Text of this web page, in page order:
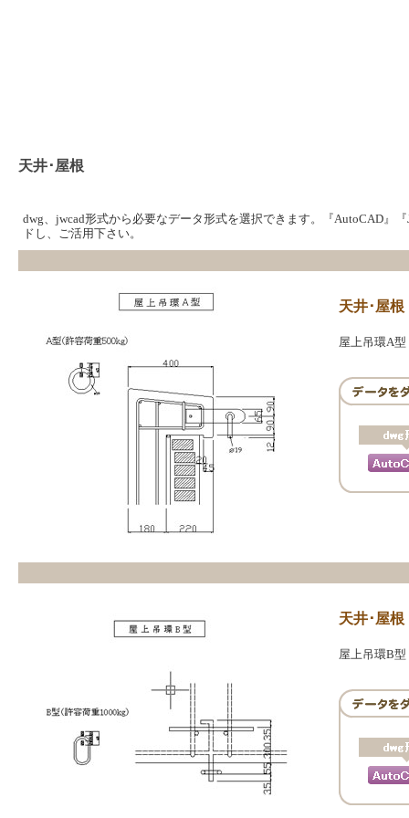
天井･屋根
dwg、jwcad形式から必要なデータ形式を選択できます。『AutoCAD』
ドし、ご活用下さい。
天井･屋根
屋上吊環A型
天井･屋根
屋上吊環B型